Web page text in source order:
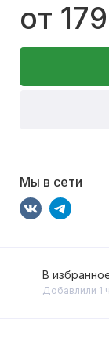
от
Мы в сети
В
Добавлили 1